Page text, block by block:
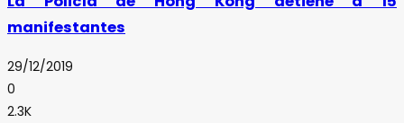
manifestantes
29/12/2019
0
2.3K